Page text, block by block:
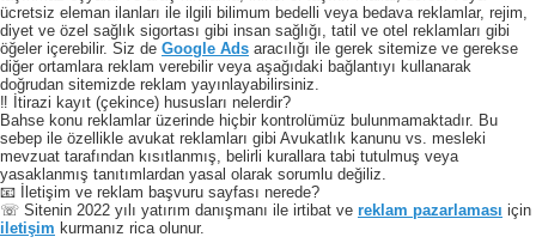
ücretsiz eleman ilanları ile ilgili bilimum bedelli veya bedava reklamlar, rejim,
diyet ve özel sağlık sigortası gibi insan sağlığı, tatil ve otel reklamları gibi
öğeler içerebilir. Siz de Google Ads aracılığı ile gerek sitemize ve gerekse
diğer ortamlara reklam verebilir veya aşağıdaki bağlantıyı kullanarak
doğrudan sitemizde reklam yayınlayabilirsiniz.
‼️ İtirazi kayıt (çekince) hususları nelerdir?
Bahse konu reklamlar üzerinde hiçbir kontrolümüz bulunmamaktadır. Bu
sebep ile özellikle avukat reklamları gibi Avukatlık kanunu vs. mesleki
mevzuat tarafından kısıtlanmış, belirli kurallara tabi tutulmuş veya
yasaklanmış tanıtımlardan yasal olarak sorumlu değiliz.
📧 İletişim ve reklam başvuru sayfası nerede?
☏ Sitenin 2022 yılı yatırım danışmanı ile irtibat ve reklam pazarlaması için
iletişim kurmanız rica olunur.